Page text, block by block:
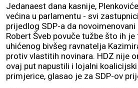
Jedanaest dana kasnije,
većina u parlamentu - svi
prijedlog SDP-a da novoimenovani
Robert Šveb povuče tužbe što ih je
uhićenog bivšeg ravnatelja
protiv vlastitih novinara. HDZ nije
ovaj put napustili i lojalni koalicijski
primjerice, glasao je za SDP-ov